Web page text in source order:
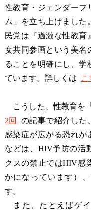
性教育・ジェンダーフ
ム」を立ち上げまし
民党は『過激な性教育
女共同参画という美名
ることを明確にし、
ています。詳しくは
こ
こうした、性教育を
2回
の記事で紹介した
感染症が広がる恐れが
などは、HIV予防の活
クスの禁止ではHIV感
かになっています）
す。
また、たとえばゲ